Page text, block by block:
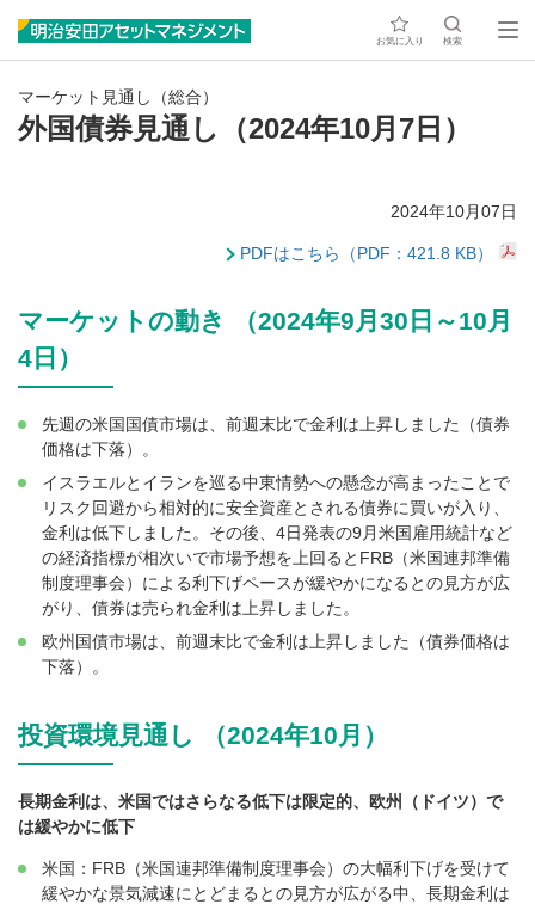
お気に入り 検索
マーケット見通し（総合）
外国債券見通し（2024年10月7日）
2024年10月07日
PDFはこちら（PDF：421.8 KB）
マーケットの動き （2024年9月30日～10月
4日）
先週の米国国債市場は、前週末比で金利は上昇しました（債券
価格は下落）。
イスラエルとイランを巡る中東情勢への懸念が高まったことで
リスク回避から相対的に安全資産とされる債券に買いが入り、
金利は低下しました。その後、4日発表の9月米国雇用統計など
の経済指標が相次いで市場予想を上回るとFRB（米国連邦準備
制度理事会）による利下げペースが緩やかになるとの見方が広
がり、債券は売られ金利は上昇しました。
欧州国債市場は、前週末比で金利は上昇しました（債券価格は
下落）。
投資環境見通し （2024年10月）
長期金利は、米国ではさらなる低下は限定的、欧州（ドイツ）で
は緩やかに低下
米国：FRB（米国連邦準備制度理事会）の大幅利下げを受けて
緩やかな景気減速にとどまるとの見方が広がる中、長期金利は